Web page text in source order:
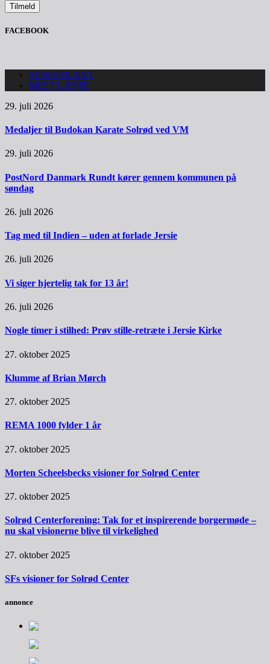
FACEBOOK
SENESTE NYT
MEST LÆSTE
29. juli 2026
Medaljer til Budokan Karate Solrød ved VM
29. juli 2026
PostNord Danmark Rundt kører gennem kommunen på
søndag
26. juli 2026
Tag med til Indien – uden at forlade Jersie
26. juli 2026
Vi siger hjertelig tak for 13 år!
26. juli 2026
Nogle timer i stilhed: Prøv stille-retræte i Jersie Kirke
27. oktober 2025
Klumme af Brian Mørch
27. oktober 2025
REMA 1000 fylder 1 år
27. oktober 2025
Morten Scheelsbecks visioner for Solrød Center
27. oktober 2025
Solrød Centerforening: Tak for et inspirerende borgermøde –
nu skal visionerne blive til virkelighed
27. oktober 2025
SFs visioner for Solrød Center
annonce